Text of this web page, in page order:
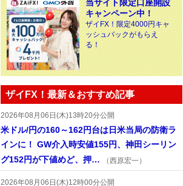
当サイト限定口座開設
キャンペーン中！
ザイFX！限定4000円キャ
ッシュバックがもらえ
る！
ザイFX！最新＆おすすめ記事
2026年08月06日(木)13時20分公開
米ドル/円の160～162円台は日米当局の防衛ラ
インに！ GW介入時安値155円、神田シーリン
グ152円が下値めど、押…
（西原宏一）
2026年08月06日(木)12時00分公開